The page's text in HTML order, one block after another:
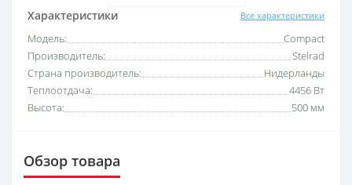
Характеристики Все характеристики
Модель:
Compact
Производитель:
Stelrad
Страна производитель:
Нидерланды
Теплоотдача:
4456 Вт
Высота:
500 мм
Обзор товара